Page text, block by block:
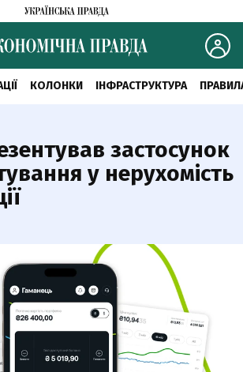
КОЛОНКИ ІНФРАСТРУКТУРА
застосунок
у нерухомість